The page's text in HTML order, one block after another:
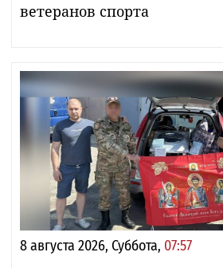
ветеранов спорта
8 августа 2026, Суббота, 07:57